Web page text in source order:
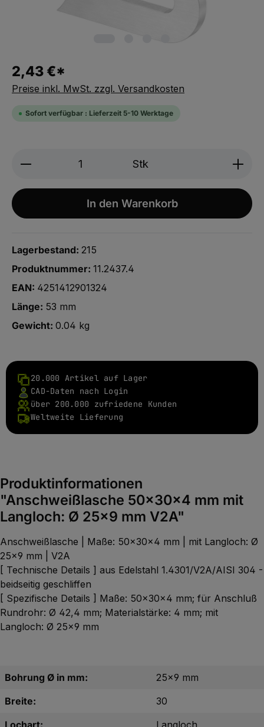
2,43 €*
Preise inkl. MwSt. zzgl. Versandkosten
Sofort verfügbar : Lieferzeit 5-10 Werktage
Produkt Anzahl: Gib den
Stk
In den Warenkorb
Lagerbestand: 215
Produktnummer: 11.2437.4
EAN: 4251412901324
Länge: 53 mm
Gewicht: 0.04 kg
20.000 Artikel auf Lager
CAD-Daten nach Login
über 200.000 zufriedene Kunden
Weltweite Lieferung
Produktinformationen
"Anschweißlasche 50x30x4 mm mit
Langloch: Ø 25x9 mm V2A"
Anschweißlasche | Maße: 50x30x4 mm | mit Langloch: Ø
25x9 mm | V2A
[ Technische Details ] aus Edelstahl 1.4301/V2A/AISI 304 -
beidseitig geschliffen
[ Spezifische Details ] Maße: 50x30x4 mm; für Anschluß
Rundrohr: Ø 42,4 mm; Materialstärke: 4 mm; mit
Langloch: Ø 25x9 mm
Bohrung Ø in mm:
25x9 mm
Breite:
30